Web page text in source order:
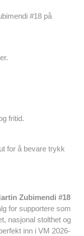
#18 på
fritid.
for å bevare trykk
Zubimendi #18
for supportere som
nasjonal stolthet og
inn i VM 2026-